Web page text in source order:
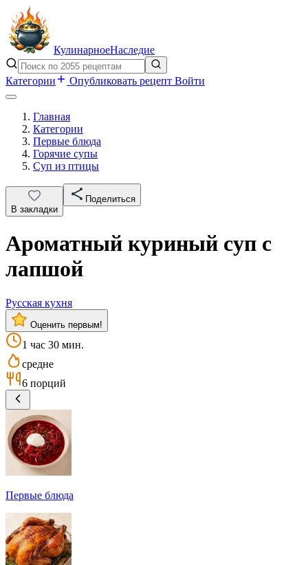
КулинарноеНаследие
Категории Опубликовать рецепт Войти
Главная
Категории
Первые блюда
Горячие супы
Суп из птицы
В закладки
Поделиться
Ароматный куриный суп с
лапшой
Русская кухня
Оценить первым!
1 час 30 мин.
средне
6 порций
Первые блюда